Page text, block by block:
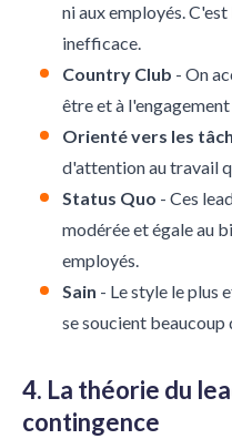
ni aux employés.
inefficace.
Country Club - On
être et à
Orienté vers les
d'attention au travail
Status Quo - Ces
modérée et égale au
employés.
Sain - Le style le plus
se soucient beaucoup
4. La théorie du
contingence